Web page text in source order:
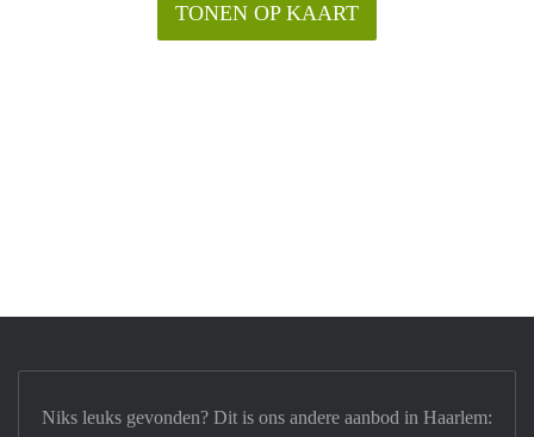
TONEN OP KAART
Niks leuks gevonden? Dit is ons andere aanbod in Haarlem: